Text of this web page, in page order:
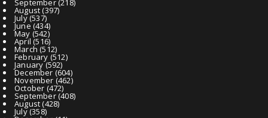
September(218)
August(397)
July(537)
June(434)
May (542)
April (516)
March (512)
February (512)
January(592)
December (604)
November (462)
October (472)
September(408)
August(428)
July(358)